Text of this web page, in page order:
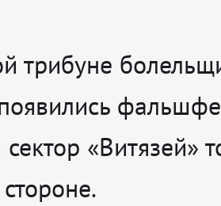
трибуне
«Витязей»